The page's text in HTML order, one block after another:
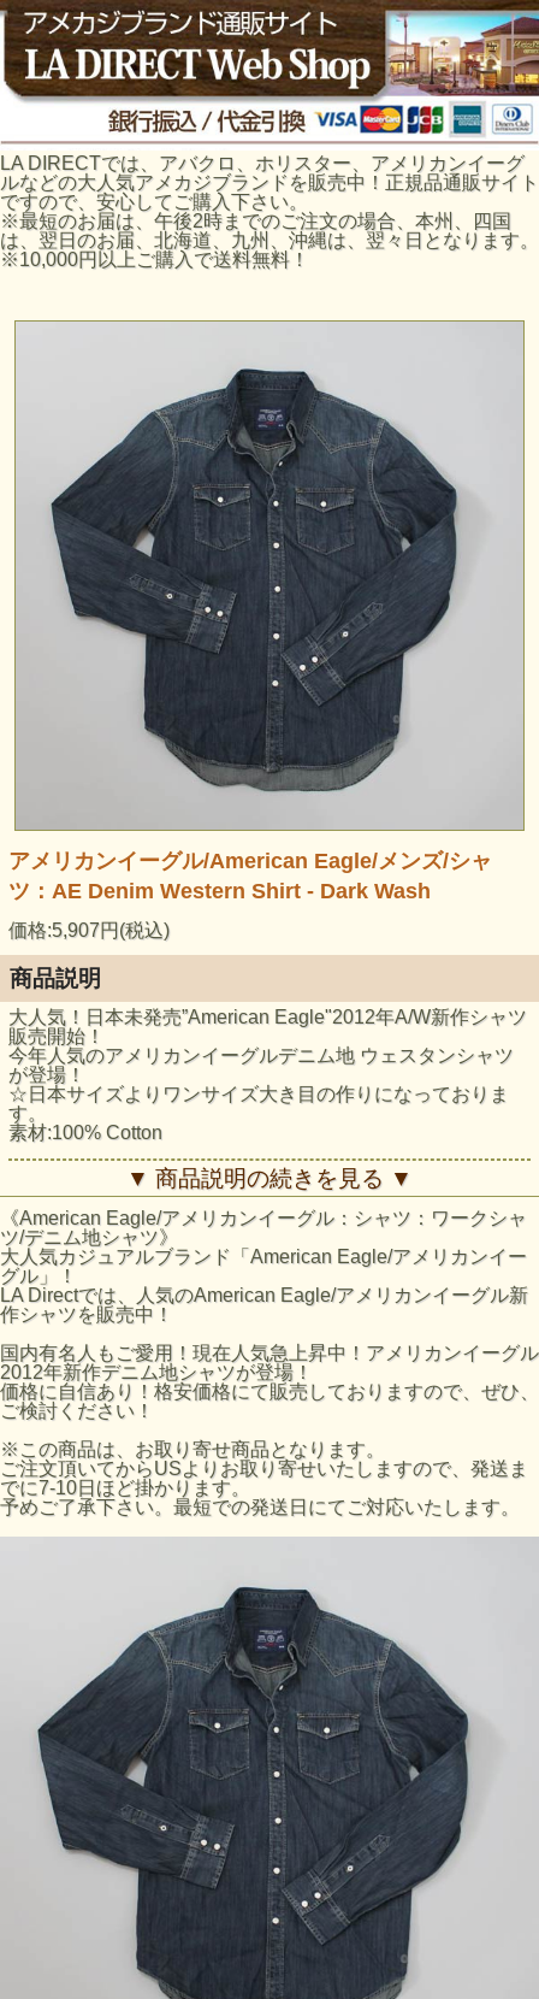
LA DIRECTでは、アバクロ、ホリスター、アメリカンイーグ
ルなどの大人気アメカジブランドを販売中！正規品通販サイト
ですので、安心してご購入下さい。
※最短のお届は、午後2時までのご注文の場合、本州、四国
は、翌日のお届、北海道、九州、沖縄は、翌々日となります。
※10,000円以上ご購入で送料無料！
アメリカンイーグル/American Eagle/メンズ/シャ
ツ：AE Denim Western Shirt - Dark Wash
価格:5,907円(税込)
商品説明
大人気！日本未発売”American Eagle"2012年A/W新作シャツ
販売開始！
今年人気のアメリカンイーグルデニム地 ウェスタンシャツ
が登場！
☆日本サイズよりワンサイズ大き目の作りになっておりま
す。
素材:100% Cotton
アメリカンイーグルShirt：AE Denim Shirt採寸結果
サイズ:着丈/身幅/袖丈
・XSサイズ:約74cm/約47cm/約52cm
・Sサイズ:約76cm/約51cm/約52cm
・Mサイズ:約78cm/約54cm/約53cm
・Lサイズ:約80cm/約58cm/約54cm
・XLサイズ:約82cm/約61cm/約54cm
※平置きにて採寸のため若干の誤差がございます。
AEのサイズの目安
AEサイズ / 日本サイズ
XS / Sサイズ
S / Mサイズ
M / Lサイズ
L / XLサイズ
※AEホームページのサイズ表数値になります。あくまで目
安となりますのでご了承ください。
▼ 商品説明の続きを見る ▼
《American Eagle/アメリカンイーグル：シャツ：ワークシャ
ツ/デニム地シャツ》
大人気カジュアルブランド「American Eagle/アメリカンイー
グル」！
LA Directでは、人気のAmerican Eagle/アメリカンイーグル新
作シャツを販売中！
国内有名人もご愛用！現在人気急上昇中！アメリカンイーグル
2012年新作デニム地シャツが登場！
価格に自信あり！格安価格にて販売しておりますので、ぜひ、
ご検討ください！
※この商品は、お取り寄せ商品となります。
ご注文頂いてからUSよりお取り寄せいたしますので、発送ま
でに7-10日ほど掛かります。
予めご了承下さい。最短での発送日にてご対応いたします。